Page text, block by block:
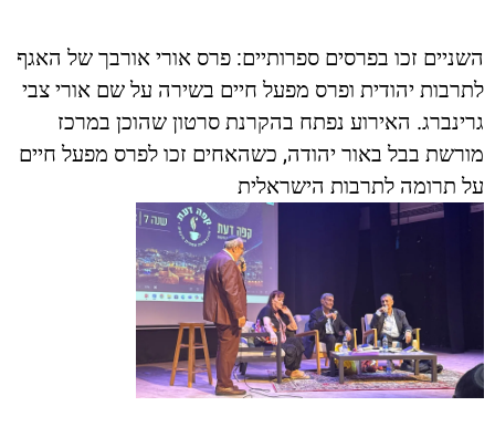
השניים זכו בפרסים ספרותיים: פרס אורי אורבך של האגף
לתרבות יהודית ופרס מפעל חיים בשירה על שם אורי צבי
גרינברג. האירוע נפתח בהקרנת סרטון שהוכן במרכז
מורשת בבל באור יהודה, כשהאחים זכו לפרס מפעל חיים
על תרומה לתרבות הישראלית